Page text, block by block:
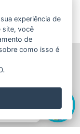
hoje?
E INOVAÇÃO DO
/ ES
experiência de
site, você
de
como isso é